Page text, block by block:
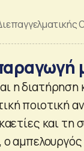
η διατήρηση
ποιοτική
και τη